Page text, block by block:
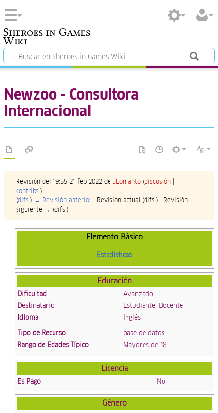
Sheroes in Games
Wiki
Newzoo - Consultora
Internacional
Revisión del 19:55 21 feb 2022 de JLomanto (discusión|
contribs.)
(difs.) ← Revisión anterior| Revisión actual (difs.) | Revisión
siguiente → (difs.)
Elemento Básico
Estadísticas
Educación
Dificultad
Avanzado
Destinatario
Estudiante, Docente
Idioma
Inglés
Tipo de Recurso
base de datos
Rango de Edades Típico
Mayores de 18
Licencia
Es Pago No
Género